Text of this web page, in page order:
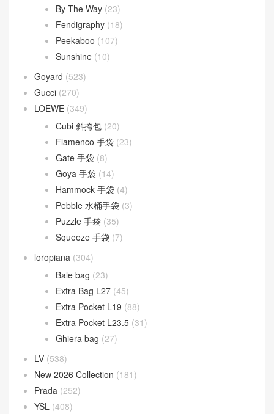
By The Way (23)
Fendigraphy (18)
Peekaboo (107)
Sunshine (10)
Goyard (523)
Gucci (270)
LOEWE (349)
Cubi 斜挎包 (20)
Flamenco 手袋 (23)
Gate 手袋 (8)
Goya 手袋 (14)
Hammock 手袋 (4)
Pebble 水桶手袋 (3)
Puzzle 手袋 (35)
Squeeze 手袋 (7)
loropiana (304)
Bale bag (23)
Extra Bag L27 (45)
Extra Pocket L19 (88)
Extra Pocket L23.5 (31)
Ghiera bag (27)
LV (538)
New 2026 Collection (181)
Prada (252)
YSL (408)